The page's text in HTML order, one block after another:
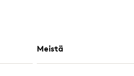
Meistä